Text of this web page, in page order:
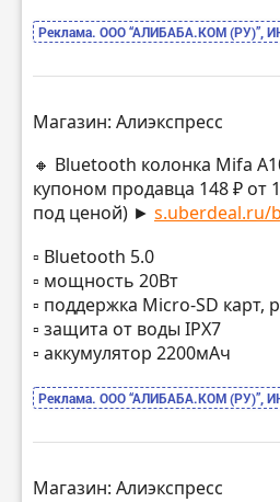
Реклама. ООО “АЛИБАБА.КОМ (РУ)”,
Магазин: Алиэкспресс
🔸 Bluetooth колонка Mifa
купоном продавца 148 ₽ от
под ценой) ► s.uberdeal.ru/
▫️ Bluetooth 5.0
▫️ мощность 20Вт
▫️ поддержка Micro-SD карт,
▫️ защита от воды IPX7
▫️ аккумулятор 2200мАч
Реклама. ООО “АЛИБАБА.КОМ (РУ)”,
Магазин: Алиэкспресс